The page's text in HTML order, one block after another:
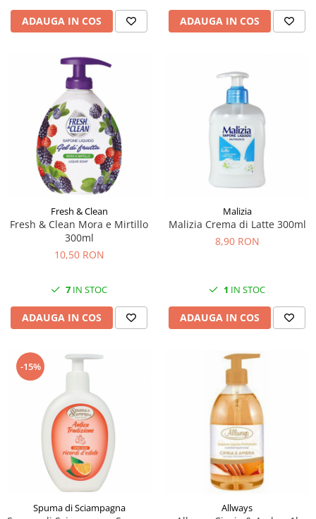
ADAUGA IN COS ADAUGA IN COS
Fresh & Clean
Fresh & Clean Mora e Mirtillo
300ml
10,50 RON
7 IN STOC
ADAUGA IN COS
Malizia
Malizia Crema di Latte 300ml
8,90 RON
1 IN STOC
ADAUGA IN COS
-15%
Spuma di Sciampagna Allways